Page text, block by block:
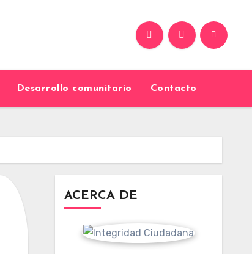
Desarrollo comunitario Contacto
ACERCA DE